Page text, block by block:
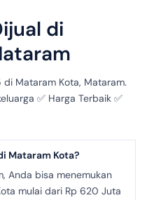
di
Mataram Kota, Mataram.
✅ Harga Terbaik ✅
Mataram Kota?
Anda bisa menemukan
mulai dari Rp 620 Juta